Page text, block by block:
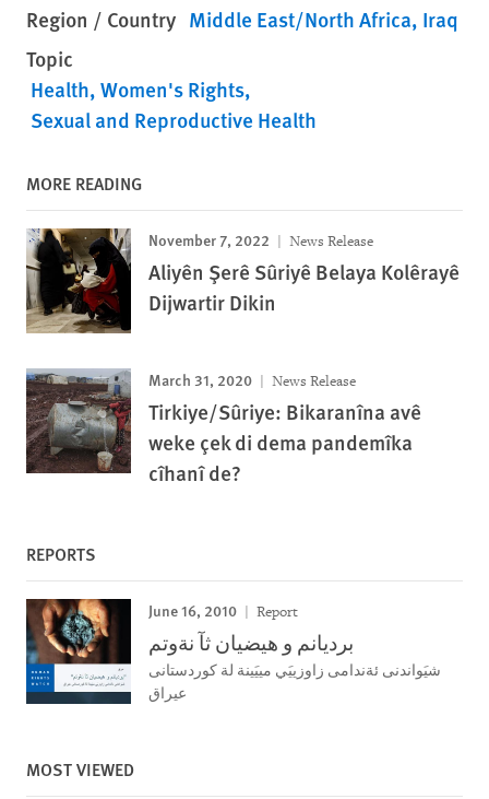
Region / Country Middle East/North Africa Iraq
Topic
Health Women's Rights
Sexual and Reproductive Health
MORE READING
November 7, 2022 News Release
Aliyên Şerê Sûriyê Belaya Kolêrayê
Dijwartir Dikin
March 31, 2020 News Release
Tirkiye/Sûriye: Bikaranîna avê
weke çek di dema pandemîka
cîhanî de?
REPORTS
June 16, 2010 Report
برديانم و هيضيان ثآ نةوتم
شيَواندنى ئةندامى زاوزييَي مييَينة لة كوردستانى
عيراق
MOST VIEWED